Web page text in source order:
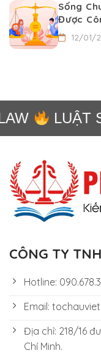
Sống
Được
12/01/
LUẬT
CÔNG TY
Hotline:
Email:
Địa chỉ: 218/16
Chí Minh.